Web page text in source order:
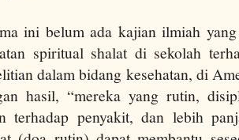
ini belum ada kajian ilmiah
spiritual shalat di sekolah
dalam bidang kesehatan, di
hasil, “mereka yang rutin,
terhadap penyakit, dan lebih